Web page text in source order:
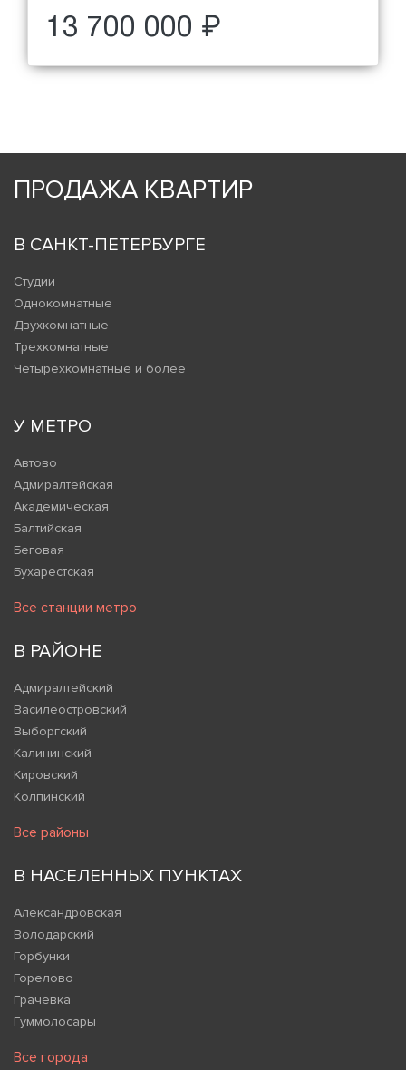
13 700 000 ₽
ПРОДАЖА КВАРТИР
В САНКТ-ПЕТЕРБУРГЕ
Студии
Однокомнатные
Двухкомнатные
Трехкомнатные
Четырехкомнатные и более
У МЕТРО
Автово
Адмиралтейская
Академическая
Балтийская
Беговая
Бухарестская
Все станции метро
В РАЙОНЕ
Адмиралтейский
Василеостровский
Выборгский
Калининский
Кировский
Колпинский
Все районы
В НАСЕЛЕННЫХ ПУНКТАХ
Александровская
Володарский
Горбунки
Горелово
Грачевка
Гуммолосары
Все города